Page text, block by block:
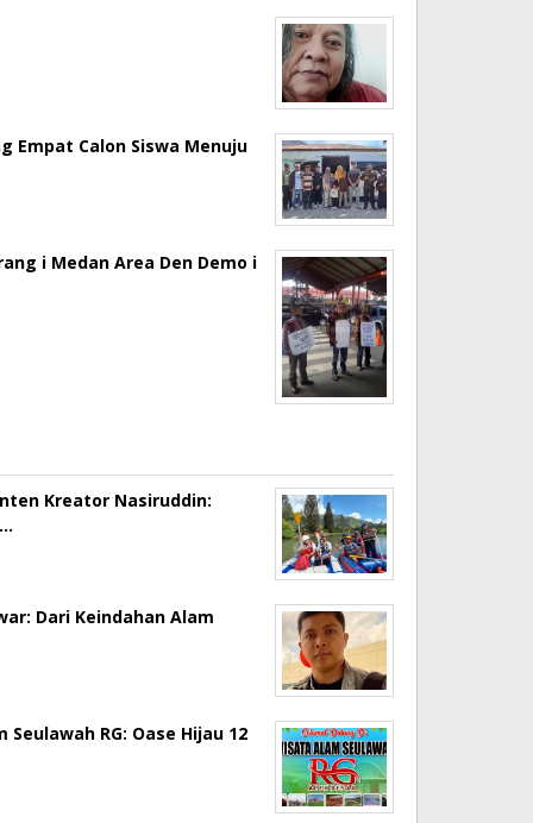
Empat Calon Siswa Menuju
i Medan Area Den Demo i
Kreator Nasiruddin:
Dari Keindahan Alam
RG: Oase Hijau 12